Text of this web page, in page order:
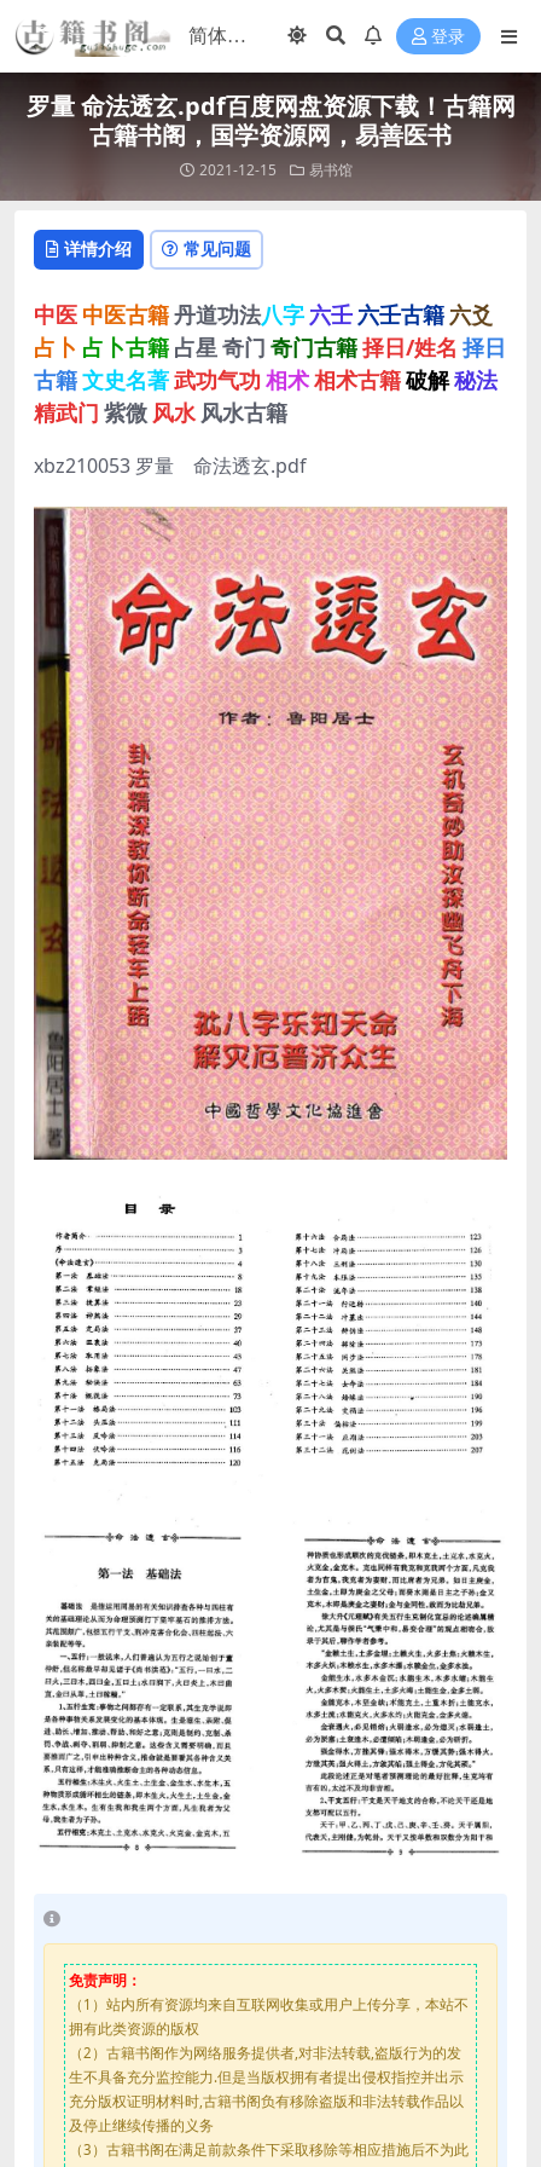
登录
罗量 命法透玄.pdf百度网盘资源下载！古籍网
古籍书阁，国学资源网，易善医书
2021-12-15 易书馆
详情介绍 常见问题
中医 中医古籍丹道功法八字 六壬 六壬古籍 六爻
占卜 占卜古籍 占星 奇门 奇门古籍择日/姓名 择日
古籍文史名著武功气功 相术相术古籍破解秘法
精武门 紫微 风水 风水古籍
xbz210053 罗量 命法透玄.pdf
免责声明：
（1）站内所有资源均来自互联网收集或用户上传分享，本站不
拥有此类资源的版权
（2）古籍书阁作为网络服务提供者,对非法转载,盗版行为的发
生不具备充分监控能力.但是当版权拥有者提出侵权指控并出示
充分版权证明材料时,古籍书阁负有移除盗版和非法转载作品以
及停止继续传播的义务
（3）古籍书阁在满足前款条件下采取移除等相应措施后不为此